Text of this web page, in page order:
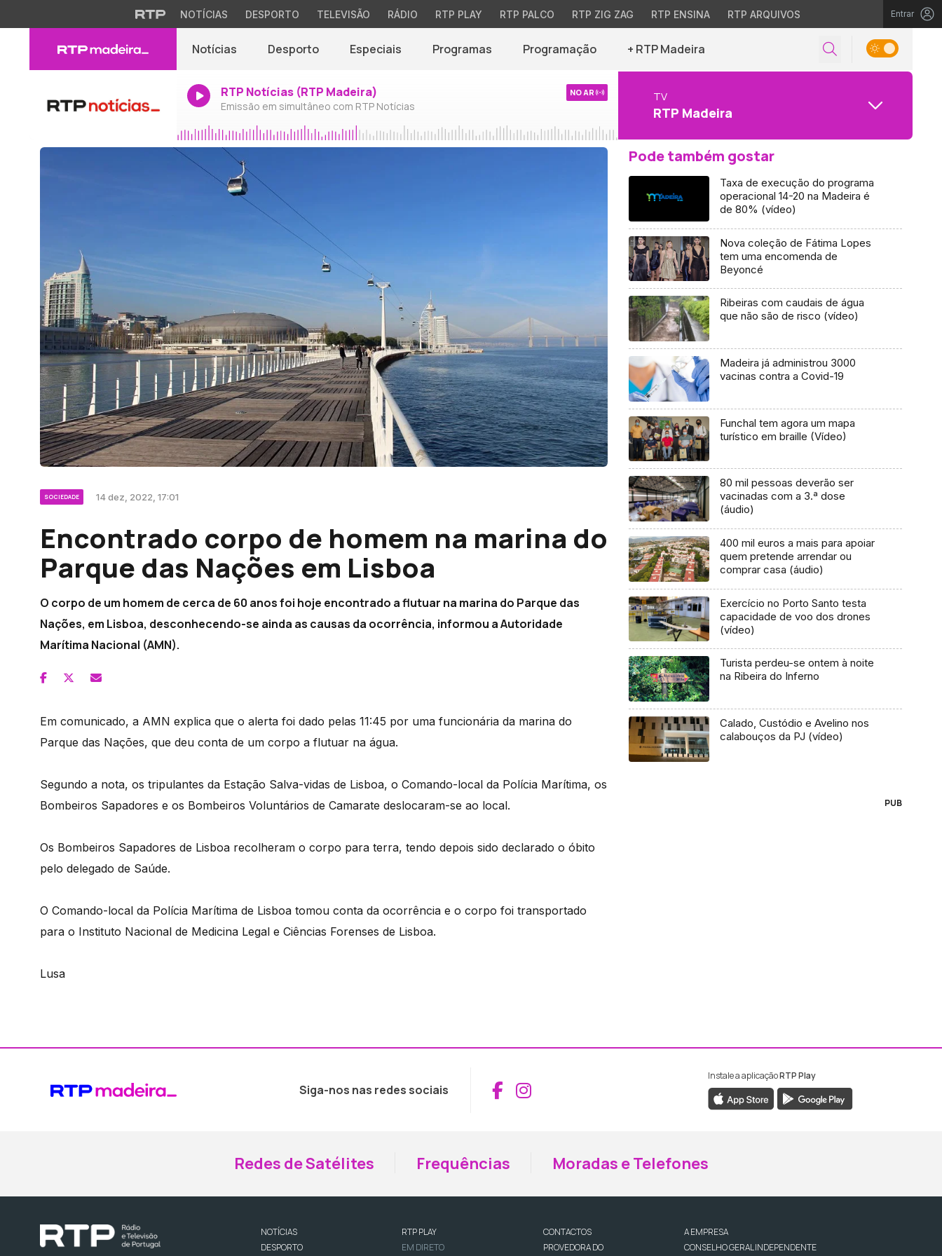
NOTÍCIAS DESPORTO TELEVISÃO RÁDIO RTP PLAY RTP PALCO RTP ZIG ZAG RTP ENSINA RTP ARQUIVOS Entrar
Notícias Desporto Especiais Programas Programação + RTP Madeira
RTP Notícias (RTP Madeira)
Emissão em simultâneo com RTP Notícias
NO AR TV
RTP Madeira
SOCIEDADE 14 dez, 2022, 17:01
Encontrado corpo de homem na marina do
Parque das Nações em Lisboa
O corpo de um homem de cerca de 60 anos foi hoje encontrado a flutuar na marina do Parque das
Nações, em Lisboa, desconhecendo-se ainda as causas da ocorrência, informou a Autoridade
Marítima Nacional (AMN).
Em comunicado, a AMN explica que o alerta foi dado pelas 11:45 por uma funcionária da marina do
Parque das Nações, que deu conta de um corpo a flutuar na água.
Segundo a nota, os tripulantes da Estação Salva-vidas de Lisboa, o Comando-local da Polícia Marítima, os
Bombeiros Sapadores e os Bombeiros Voluntários de Camarate deslocaram-se ao local.
Os Bombeiros Sapadores de Lisboa recolheram o corpo para terra, tendo depois sido declarado o óbito
pelo delegado de Saúde.
O Comando-local da Polícia Marítima de Lisboa tomou conta da ocorrência e o corpo foi transportado
para o Instituto Nacional de Medicina Legal e Ciências Forenses de Lisboa.
Lusa
Pode também gostar
Taxa de execução do programa
operacional 14-20 na Madeira é
de 80% (vídeo)
Nova coleção de Fátima Lopes
tem uma encomenda de
Beyoncé
Ribeiras com caudais de água
que não são de risco (vídeo)
Madeira já administrou 3000
vacinas contra a Covid-19
Funchal tem agora um mapa
turístico em braille (Vídeo)
80 mil pessoas deverão ser
vacinadas com a 3.ª dose
(áudio)
400 mil euros a mais para apoiar
quem pretende arrendar ou
comprar casa (áudio)
Exercício no Porto Santo testa
capacidade de voo dos drones
(vídeo)
Turista perdeu-se ontem à noite
na Ribeira do Inferno
Calado, Custódio e Avelino nos
calabouços da PJ (vídeo)
PUB
Siga-nos nas redes sociais Aceder ao Facebook da RTP Madeira
Aceder ao Instagram da RTP Madeira
Instale a aplicaçãoRTP Play
Redes de Satélites Frequências Moradas e Telefones
NOTÍCIAS
DESPORTO
RTP PLAY
EM DIRETO
CONTACTOS
PROVEDORA DO
A EMPRESA
CONSELHO GERAL INDEPENDENTE